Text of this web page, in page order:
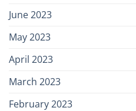
June 2023
May 2023
April 2023
March 2023
February 2023